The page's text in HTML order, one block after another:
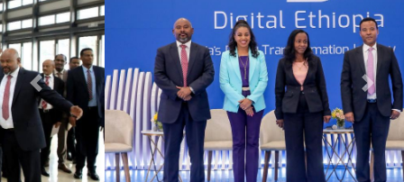
Previous Next